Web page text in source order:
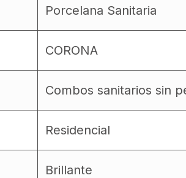
Porcelana Sanitaria
CORONA
Combos sanitarios sin
Residencial
Brillante